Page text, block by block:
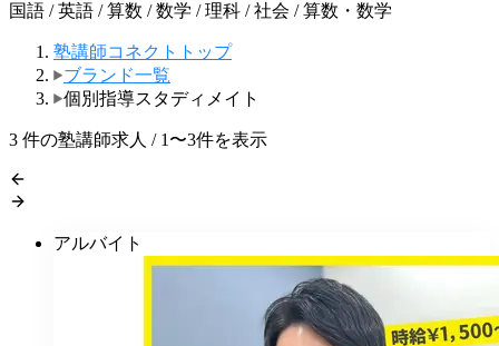
国語 / 英語 / 算数 / 数学 / 理科 / 社会 / 算数・数学
塾講師コネクトトップ
ブランド一覧
個別指導スタディメイト
3 件の塾講師求人 / 1〜3件を表示
アルバイト